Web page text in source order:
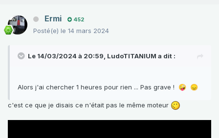
Ermi 452
Posté(e) le 14 mars 2024
Le 14/03/2024 à 20:59, LudoTITANIUM a dit :
Alors j'ai chercher 1 heures pour rien ... Pas grave ! 🤪 😞
c'est ce que je disais ce n'était pas le même moteur